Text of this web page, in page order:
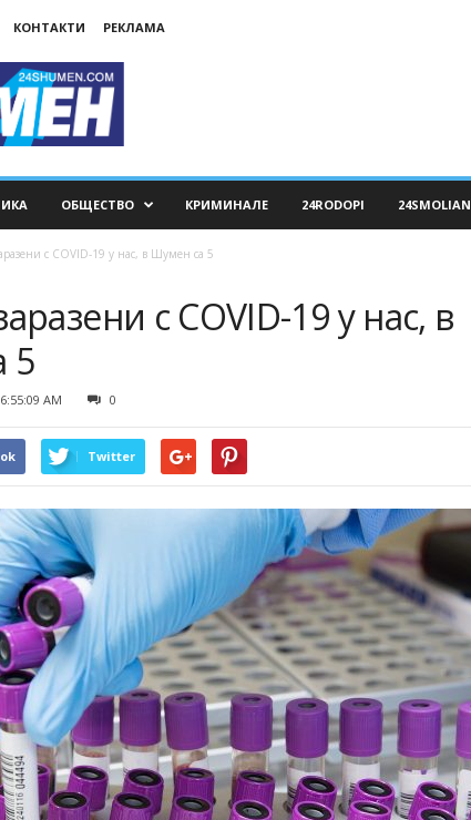
КОНТАКТИ РЕКЛАМА
ОБЩЕСТВО КРИМИНАЛЕ 24RODOPI 24SMOLIAN
с COVID-19 у нас, в Шумен са 5
с COVID-19 у нас, в
5
AM 0
Twitter